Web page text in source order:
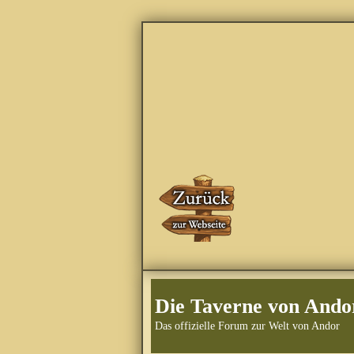
Die Taverne von
Das offizielle Forum zur Welt von Andor